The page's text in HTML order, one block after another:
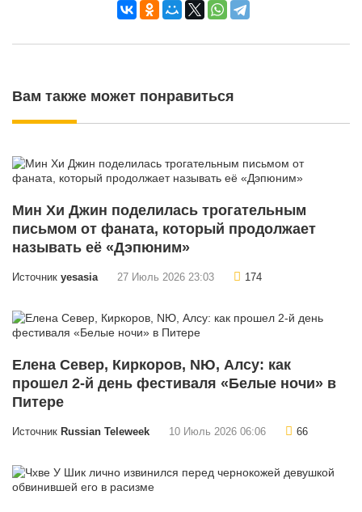
Вам также может понравиться
Мин Хи Джин поделилась трогательным
письмом от фаната, который продолжает
называть её «Дэпюним»
Источник yesasia 27 Июль 2026 23:03 174
Елена Север, Киркоров, NЮ, Алсу: как
прошел 2-й день фестиваля «Белые ночи» в
Питере
Источник Russian Teleweek 10 Июль 2026 06:06 66